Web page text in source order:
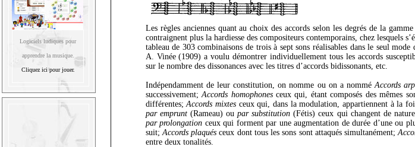
Logiciels ludiques pour
apprendre la musique.
Cliquez ici pour jouer.
Les règles anciennes quant au choix des accords selon les degrés de la
contraignent plus la hardiesse des compositeurs contemporains, chez lesquels
tableau de 303 combinaisons de trois à sept sons réalisables dans le seul
A. Vinée (1909) a voulu démontrer individuellement tous les accords
sur le nombre des dissonances avec les titres d’accords bidissonants, etc.
Indépendamment de leur constitution, on nomme ou on a nomméAccords
successivement;Accords homophonesceux qui, étant composés des mêmes
différentes;Accords mixtesceux qui, dans la modulation, appartiennent à la
par emprunt(Rameau) oupar substitution (Fétis) ceux qui changent de
par prolongation ceux qui forment par une augmentation de durée d’une ou
suit;Accords plaqués ceux dont tous les sons sont attaqués simultanément;
entre deux tonalités.